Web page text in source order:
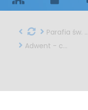
Parafia św. Jadwigi w Krakowie
Adwent - czas oczekiwania